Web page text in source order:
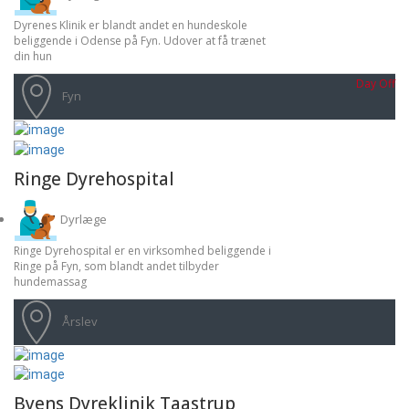
Sorø
Vestsjælland
Vordingborg
Sydjylland
Aabenraa
Fredericia
Haderslev
Kolding
Vejen
Vejle
Sønderjylland
Sønderborg
Vejen
Vojens
Vestjylland
Esbjerg
Holstebro
Ringkøbing
Struer
Østjylland
Aarhus
Dyrenes Klinik er blandt andet en hundeskole
beliggende i Odense på Fyn. Udover at få trænet
din hun
Fyn
Day Off
Ringe Dyrehospital
Dyrlæge
Ringe Dyrehospital er en virksomhed beliggende i
Ringe på Fyn, som blandt andet tilbyder
hundemassag
Årslev
Byens Dyreklinik Taastrup